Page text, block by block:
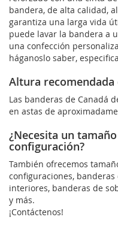
bandera, de alta calidad,
garantiza una larga vida
puede lavar la bandera a
una confección
háganoslo saber,
Altura recomendada
Las banderas de Canadá
en astas de
¿Necesita un
configuración?
También ofrecemos
configuraciones,
interiores, banderas de
y más.
¡Contáctenos!